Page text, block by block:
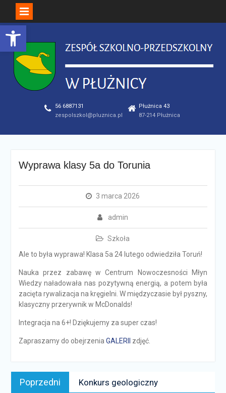
Open toolbar
Skip
to
content
56 6887131
zespolszkol@pluznica.pl
Płużnica 43
87-214 Płużnica
Wyprawa klasy 5a do Torunia
3 marca 2026
admin
Szkoła
Ale to była wyprawa! Klasa 5a 24 lutego odwiedziła Toruń!
Nauka przez zabawę w Centrum Nowoczesności Młyn
Wiedzy naładowała nas pozytywną energią, a potem była
zacięta rywalizacja na kręgielni. W międzyczasie był pyszny,
klasyczny przerywnik w McDonalds!
Integracja na 6+! Dziękujemy za super czas!
Zapraszamy do obejrzenia GALERII zdjęć.
Nawigacja
wpisu
Poprzedni
news:
Konkurs geologiczny